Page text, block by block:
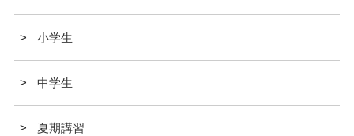
小学生
中学生
夏期講習